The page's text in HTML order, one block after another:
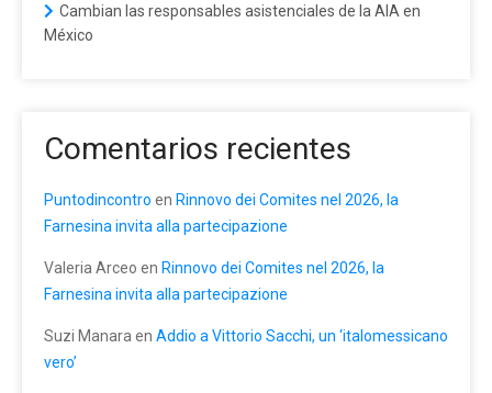
Cambian las responsables asistenciales de la AIA en
México
Comentarios recientes
Puntodincontro en Rinnovo dei Comites nel 2026, la
Farnesina invita alla partecipazione
Valeria Arceo en Rinnovo dei Comites nel 2026, la
Farnesina invita alla partecipazione
Suzi Manara en Addio a Vittorio Sacchi, un ‘italomessicano
vero’